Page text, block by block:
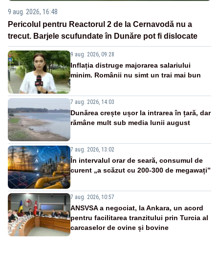
9 aug. 2026, 16:48
Pericolul pentru Reactorul 2 de la Cernavodă nu a
trecut. Barjele scufundate în Dunăre pot fi dislocate
9 aug. 2026, 09:28
Inflația distruge majorarea salariului
minim. Românii nu simt un trai mai bun
7 aug. 2026, 14:03
Dunărea crește ușor la intrarea în țară, dar
rămâne mult sub media lunii august
7 aug. 2026, 13:02
În intervalul orar de seară, consumul de
curent „a scăzut cu 200-300 de megawați”
7 aug. 2026, 10:57
ANSVSA a negociat, la Ankara, un acord
pentru facilitarea tranzitului prin Turcia al
carcaselor de ovine și bovine